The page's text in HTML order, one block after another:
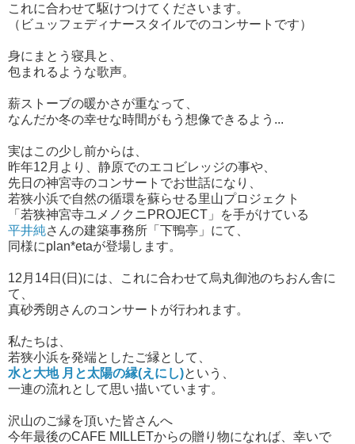
これに合わせて駆けつけてくださいます。
（ビュッフェディナースタイルでのコンサートです）
身にまとう寝具と、
包まれるような歌声。
薪ストーブの暖かさが重なって、
なんだか冬の幸せな時間がもう想像できるよう...
実はこの少し前からは、
昨年12月より、静原でのエコビレッジの事や、
先日の神宮寺のコンサートでお世話になり、
若狭小浜で自然の循環を蘇らせる里山プロジェクト
「若狭神宮寺ユメノクニPROJECT」を手がけている
平井純さんの建築事務所「下鴨亭」にて、
同様にplan*etaが登場します。
12月14日(日)には、これに合わせて烏丸御池のちおん舎に
て、
真砂秀朗さんのコンサートが行われます。
私たちは、
若狭小浜を発端としたご縁として、
水と大地 月と太陽の縁(えにし)という、
一連の流れとして思い描いています。
沢山のご縁を頂いた皆さんへ
今年最後のCAFE MILLETからの贈り物になれば、幸いで